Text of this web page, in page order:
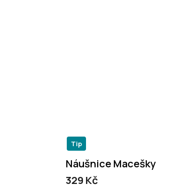
Tip
Náušnice Macešky
329 Kč